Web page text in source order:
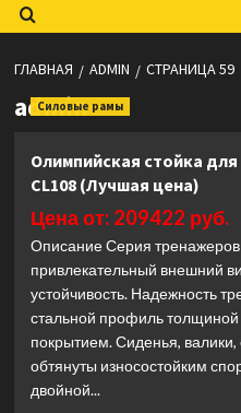
ГЛАВНАЯ ADMIN СТРАНИЦА 59
admin
Силовые рамы
Олимпийская стойка
CL108 (Лучшая цена)
Цена от: 209422 руб.
Описание Серия тренажеров
привлекательный внешний
устойчивость. Надежность
стальной профиль
покрытием. Сиденья,
обтянуты износостойким
двойной...